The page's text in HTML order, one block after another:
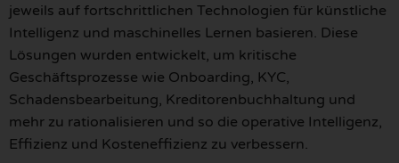
jeweils auf fortschrittlichen Technologien für künstliche
Intelligenz und maschinelles Lernen basieren. Diese
Lösungen wurden entwickelt, um kritische
Geschäftsprozesse wie Onboarding, KYC,
Schadensbearbeitung, Kreditorenbuchhaltung und
mehr zu rationalisieren und so die operative Intelligenz,
Effizienz und Kosteneffizienz zu verbessern.